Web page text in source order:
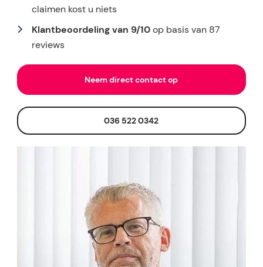
claimen kost u niets
Klantbeoordeling van 9/10op basis van 87
reviews
Neem direct contact op
036 522 0342